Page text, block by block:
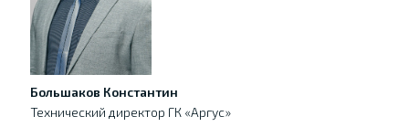
Большаков Константин
Технический директор ГК «Аргус»